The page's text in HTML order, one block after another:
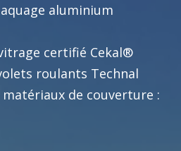
aluminium
certifié Cekal®
roulants Technal
de couverture :